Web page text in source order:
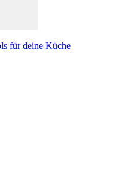
für deine Küche